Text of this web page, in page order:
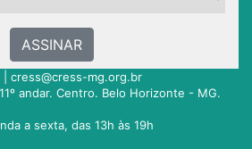
ASSINAR
cress@cress-mg.org.br
andar. Centro. Belo Horizonte - MG.
a sexta, das 13h às 19h